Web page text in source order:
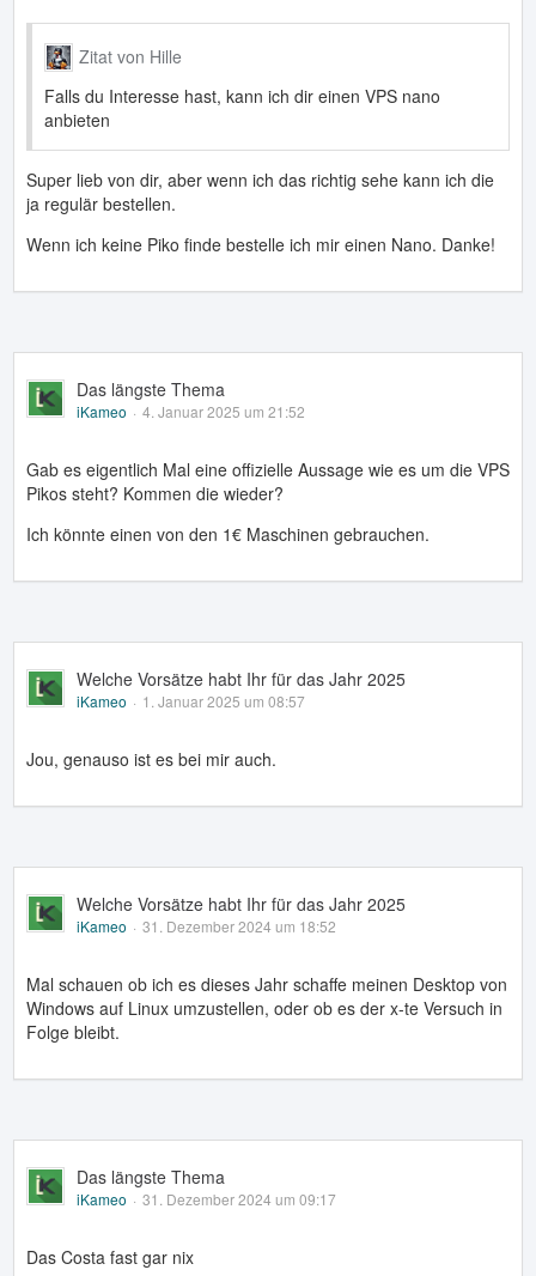
Zitat von Hille
Falls du Interesse hast, kann ich dir einen VPS nano
anbieten
Super lieb von dir, aber wenn ich das richtig sehe kann ich die
ja regulär bestellen.
Wenn ich keine Piko finde bestelle ich mir einen Nano. Danke!
Das längste Thema
iKameo 4. Januar 2025 um 21:52
Gab es eigentlich Mal eine offizielle Aussage wie es um die VPS
Pikos steht? Kommen die wieder?
Ich könnte einen von den 1€ Maschinen gebrauchen.
Welche Vorsätze habt Ihr für das Jahr 2025
iKameo 1. Januar 2025 um 08:57
Jou, genauso ist es bei mir auch.
Welche Vorsätze habt Ihr für das Jahr 2025
iKameo 31. Dezember 2024 um 18:52
Mal schauen ob ich es dieses Jahr schaffe meinen Desktop von
Windows auf Linux umzustellen, oder ob es der x-te Versuch in
Folge bleibt.
Das längste Thema
iKameo 31. Dezember 2024 um 09:17
Das Costa fast gar nix